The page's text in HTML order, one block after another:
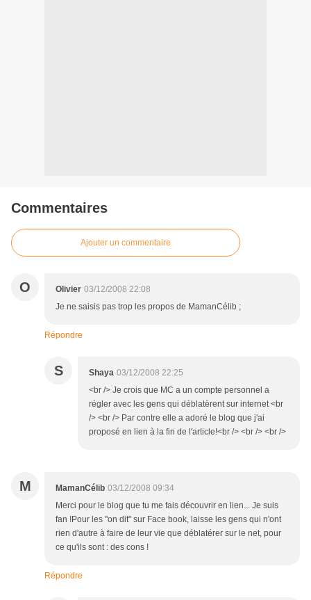
Commentaires
Ajouter un commentaire
O Olivier 03/12/2008 22:08
Je ne saisis pas trop les propos de MamanCélib ;
Répondre
S Shaya 03/12/2008 22:25
<br /> Je crois que MC a un compte personnel a
régler avec les gens qui déblatèrent sur internet <br
/> <br /> Par contre elle a adoré le blog que j'ai
proposé en lien à la fin de l'article!<br /> <br /> <br />
M MamanCélib 03/12/2008 09:34
Merci pour le blog que tu me fais découvrir en lien... Je suis
fan !Pour les "on dit" sur Face book, laisse les gens qui n'ont
rien d'autre à faire de leur vie que déblatérer sur le net, pour
ce qu'ils sont : des cons !
Répondre